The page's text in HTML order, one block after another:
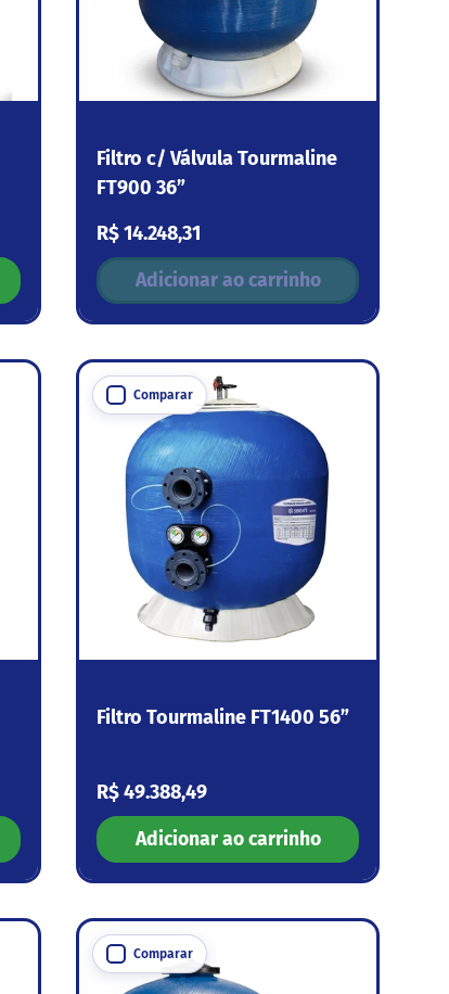
Filtro c/ Válvula Tourmaline
FT900 36”
Preço normal
R$ 14.248,31
Adicionar ao carrinho
Comparar
Filtro Tourmaline FT1400 56”
Preço normal
R$ 49.388,49
Adicionar ao carrinho
Comparar